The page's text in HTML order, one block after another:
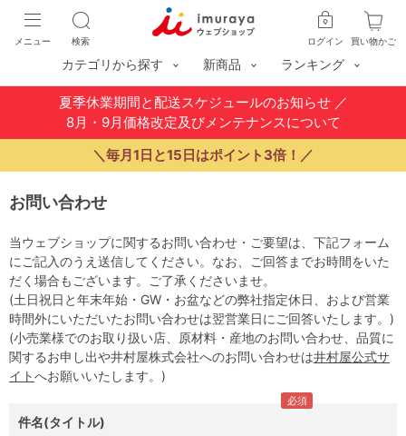
買い物かご
ログイン
検索
メニュー
カテゴリから探す 新商品 ランキング
夏季休業期間と配送スケジュールのお知らせ／
8月・9月価格改定及びメンテナンスについて
＼毎月1日と15日はポイント3倍！／
お問い合わせ
当ウェブショップに関するお問い合わせ・ご要望は、下記フォーム
にご記入のうえ送信してください。なお、ご回答までお時間をいた
だく場合もございます。ご了承くださいませ。
(土日祝日と年末年始・GW・お盆などの弊社指定休日、および営業
時間外にいただいたお問い合わせは翌営業日にご回答いたします。)
(小売業様でのお取り扱い店、原材料・産地のお問い合わせ、品質に
関するお申し出や井村屋株式会社へのお問い合わせは井村屋公式サ
イトへお願いいたします。)
件名(タイトル)